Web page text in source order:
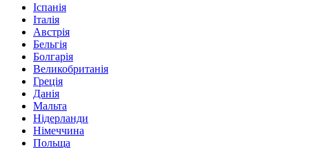
Іспанія
Італія
Австрія
Бельгія
Болгарія
Великобританія
Греція
Данія
Мальта
Нідерланди
Німеччина
Польща